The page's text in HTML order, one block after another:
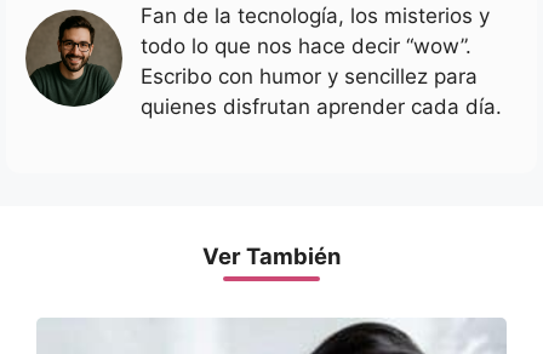
Fan de la tecnología, los misterios y
todo lo que nos hace decir “wow”.
Escribo con humor y sencillez para
quienes disfrutan aprender cada día.
Ver También